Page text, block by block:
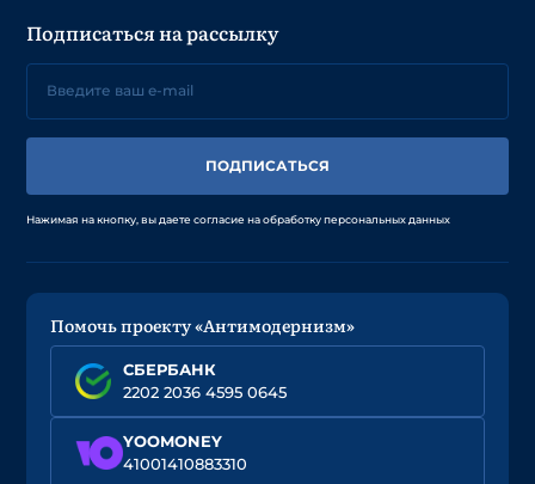
Подписаться на рассылку
ПОДПИСАТЬСЯ
Нажимая на кнопку, вы даете согласие на обработку персональных данных
Помочь проекту «Антимодернизм»
СБЕРБАНК
2202 2036 4595 0645
YOOMONEY
41001410883310